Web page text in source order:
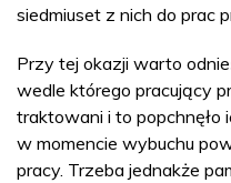
siedmiuset z nich do prac
Przy tej okazji warto
wedle którego pracujący
traktowani i to popchnęło
w momencie wybuchu
pracy. Trzeba jednakże